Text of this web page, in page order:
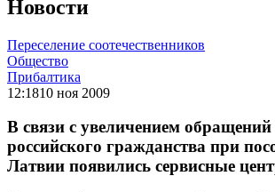
Новости
Переселение соотечественников
Общество
Прибалтика
12:1810 ноя 2009
В связи с увеличением
российского гражданства при
Латвии появились сервисные